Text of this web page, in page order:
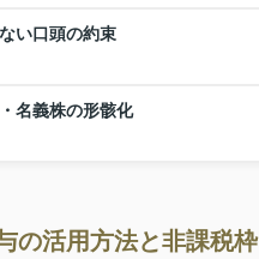
い口頭の約束
名義株の形骸化
の活用方法と非課税枠